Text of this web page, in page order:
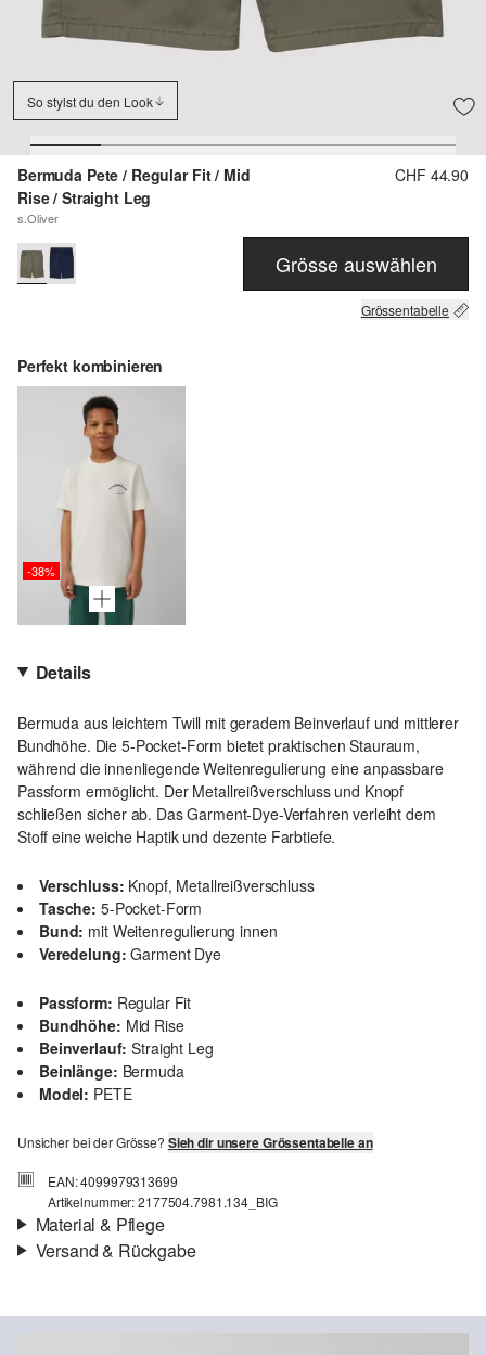
So stylst du den Look
Bermuda Pete / Regular Fit / Mid
Rise / Straight Leg
s.Oliver
CHF 44.90
Grösse auswählen
Grössentabelle
Perfekt kombinieren
-38%
Details
Bermuda aus leichtem Twill mit geradem Beinverlauf und mittlerer
Bundhöhe. Die 5-Pocket-Form bietet praktischen Stauraum,
während die innenliegende Weitenregulierung eine anpassbare
Passform ermöglicht. Der Metallreißverschluss und Knopf
schließen sicher ab. Das Garment-Dye-Verfahren verleiht dem
Stoff eine weiche Haptik und dezente Farbtiefe.
Verschluss: Knopf, Metallreißverschluss
Tasche: 5-Pocket-Form
Bund: mit Weitenregulierung innen
Veredelung: Garment Dye
Passform: Regular Fit
Bundhöhe: Mid Rise
Beinverlauf: Straight Leg
Beinlänge: Bermuda
Model: PETE
Unsicher bei der Grösse? Sieh dir unsere Grössentabelle an
EAN: 4099979313699
Artikelnummer: 2177504.7981.134_BIG
Material & Pflege
Versand & Rückgabe
Deine Bestellung wird innerhalb von 4–5 Werktagen per SwissPost